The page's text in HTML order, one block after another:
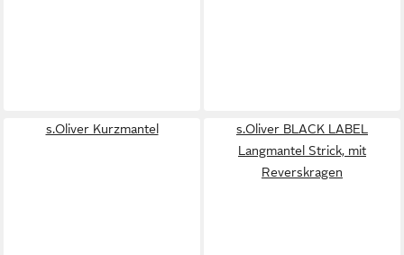
s.Oliver Kurzmantel
s.Oliver BLACK LABEL
Langmantel Strick, mit
Reverskragen